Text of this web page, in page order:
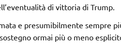
di vittoria di Trump.
e presumibilmente sempre
ormai più o meno